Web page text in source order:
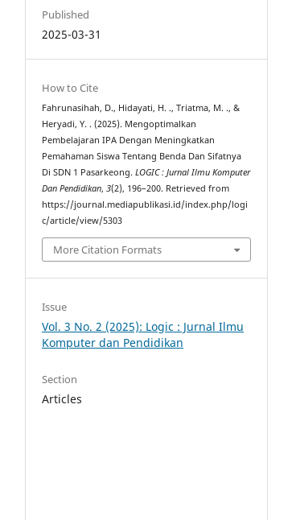
Published
2025-03-31
How to Cite
Fahrunasihah, D., Hidayati, H. ., Triatma, M. ., &
Heryadi, Y. . (2025). Mengoptimalkan
Pembelajaran IPA Dengan Meningkatkan
Pemahaman Siswa Tentang Benda Dan Sifatnya
Di SDN 1 Pasarkeong.LOGIC : Jurnal Ilmu Komputer
Dan Pendidikan,3(2), 196–200. Retrieved from
https://journal.mediapublikasi.id/index.php/logi
c/article/view/5303
More Citation Formats
Issue
Vol. 3 No. 2 (2025): Logic : Jurnal Ilmu
Komputer dan Pendidikan
Section
Articles